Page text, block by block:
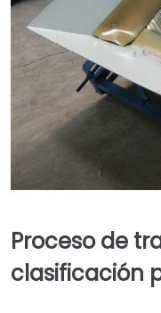
Proceso de
clasificación